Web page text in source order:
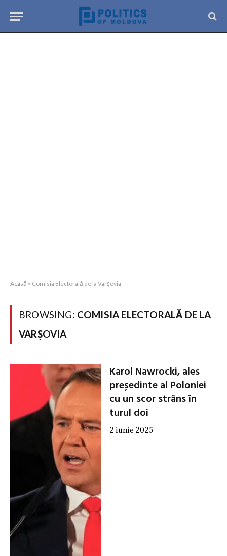
Acasă » Comisia Electorală de la Varșovia
BROWSING: COMISIA ELECTORALĂ DE LA
VARȘOVIA
Karol Nawrocki, ales
președinte al Poloniei
cu un scor strâns în
turul doi
2 iunie 2025